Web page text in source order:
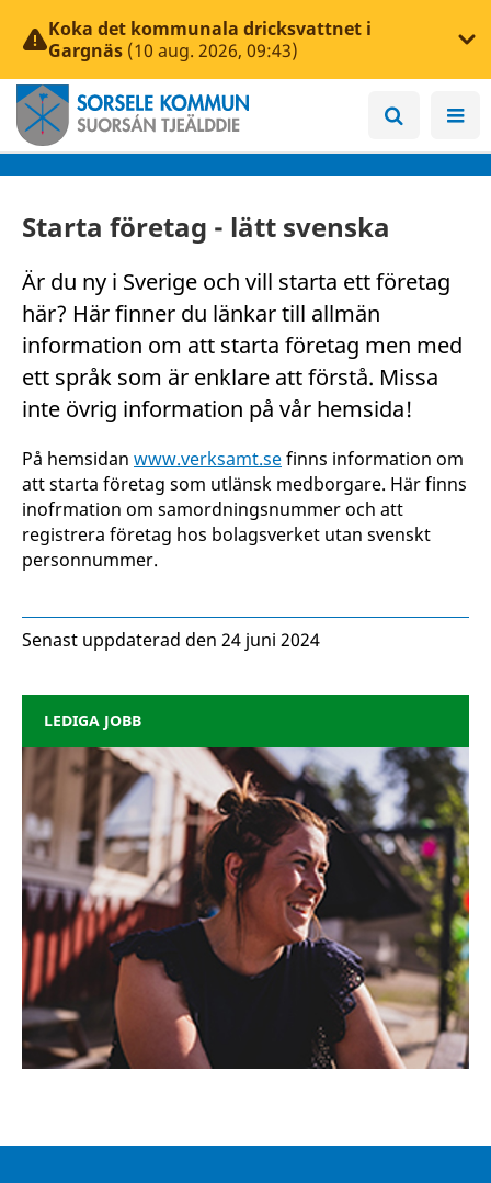
Koka det kommunala dricksvattnet i
Gargnäs (10 aug. 2026, 09:43)
Starta företag - lätt svenska
Är du ny i Sverige och vill starta ett företag
här? Här finner du länkar till allmän
information om att starta företag men med
ett språk som är enklare att förstå. Missa
inte övrig information på vår hemsida!
På hemsidan www.verksamt.sefinns information om
att starta företag som utlänsk medborgare. Här finns
inofrmation om samordningsnummer och att
registrera företag hos bolagsverket utan svenskt
personnummer.
Senast uppdaterad den 24 juni 2024
LEDIGA JOBB